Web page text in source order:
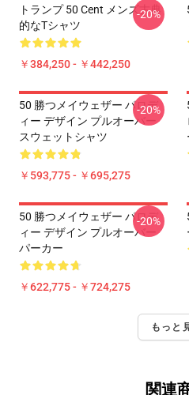
トランプ 50 Cent メンズ古典
的なTシャツ
￥384,250 - ￥442,250
-20%
50 勝つメイウェザー パロデ
ィー デザイン プルオーバー
スウェットシャツ
￥593,775 - ￥695,275
-20%
50 勝つメイウェザー パロデ
ィー デザイン プルオーバー
パーカー
￥622,775 - ￥724,275
-20%
もっと
関連